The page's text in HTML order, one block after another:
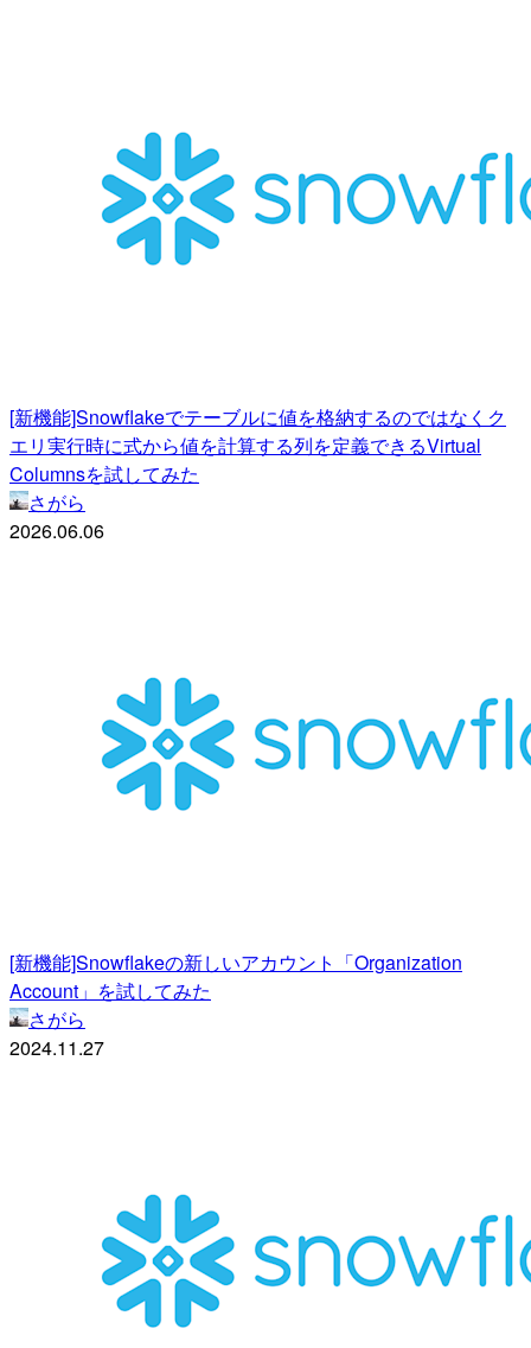
[新機能]Snowflakeでテーブルに値を格納するのではなくク
エリ実行時に式から値を計算する列を定義できるVirtual
Columnsを試してみた
さがら
2026.06.06
[新機能]Snowflakeの新しいアカウント「Organization
Account」を試してみた
さがら
2024.11.27